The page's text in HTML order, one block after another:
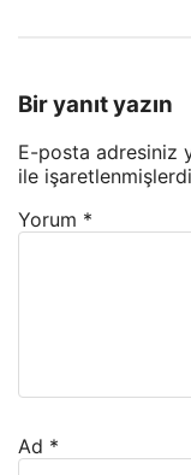
Bir yanıt yazın
E-posta adresiniz
ile
Yorum *
Ad *